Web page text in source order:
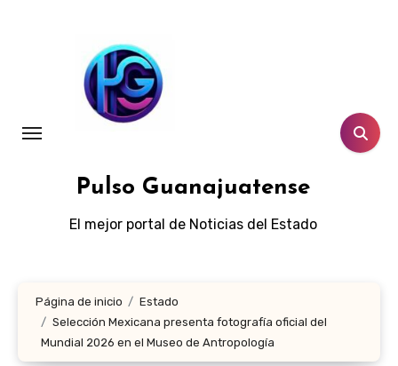
Pulso Guanajuatense
El mejor portal de Noticias del Estado
Página de inicio
Estado
Selección Mexicana presenta fotografía oficial del
Mundial 2026 en el Museo de Antropología